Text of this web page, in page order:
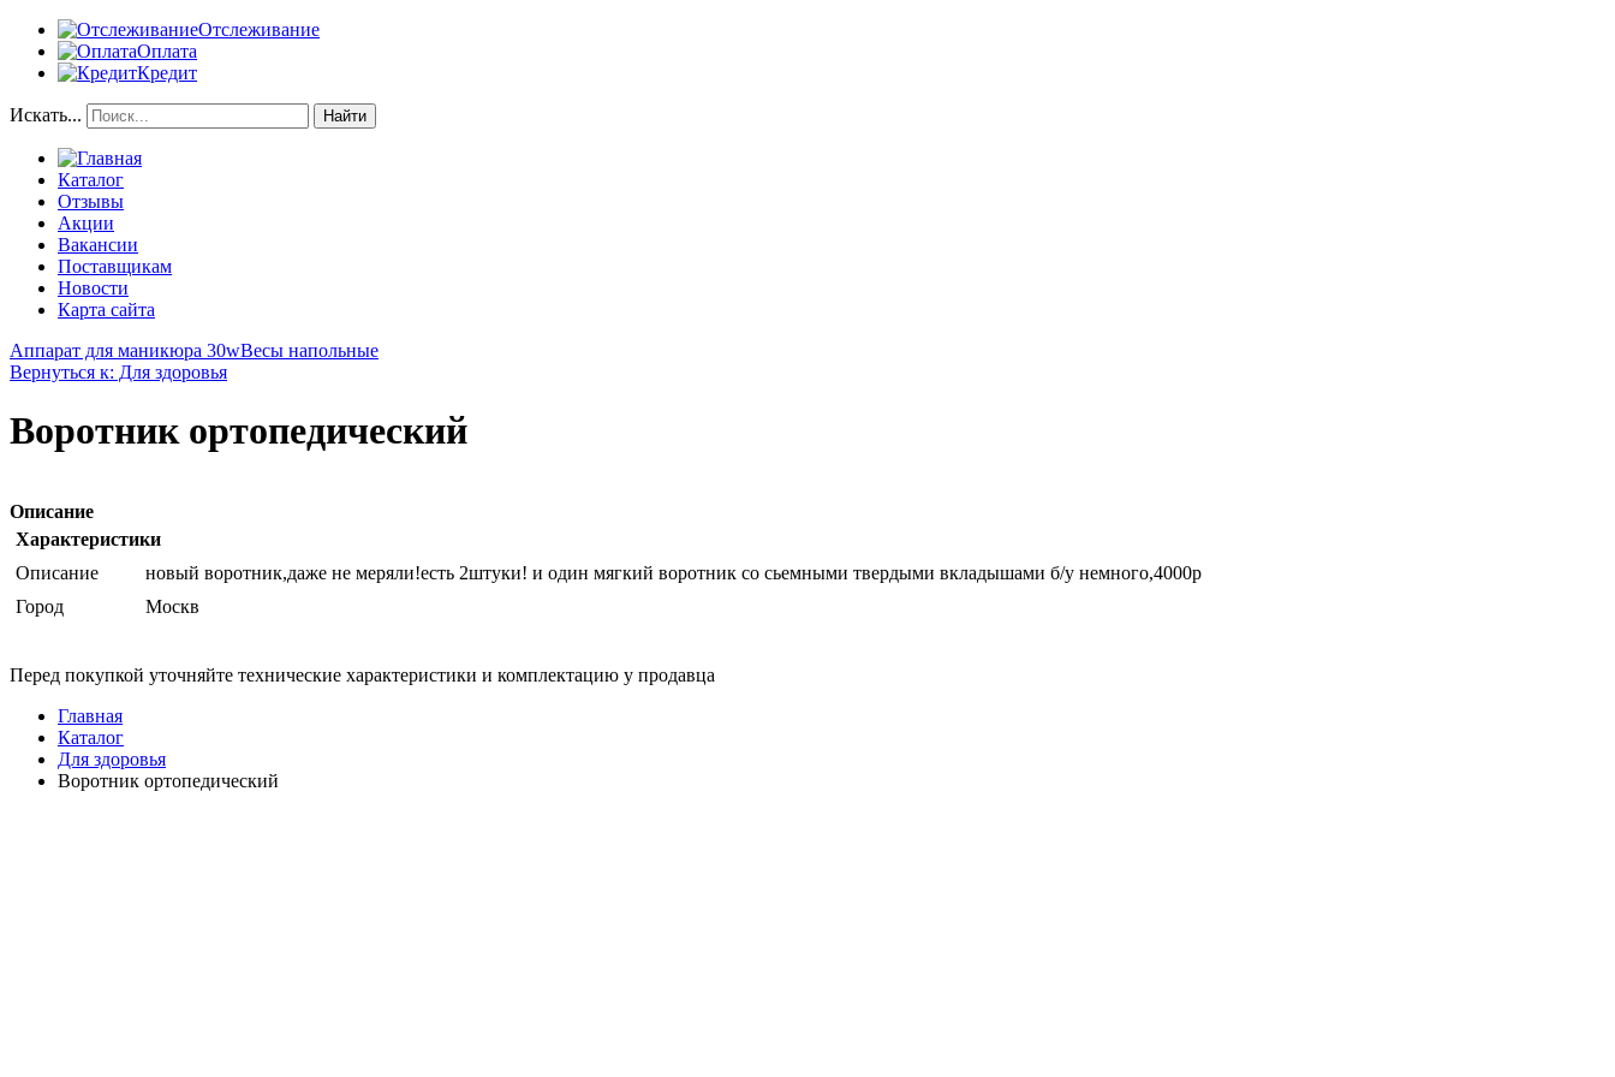
Отслеживание
Оплата
Кредит
Искать... Найти
Каталог
Отзывы
Акции
Вакансии
Поставщикам
Новости
Карта сайта
Аппарат для маникюра 30wВесы напольные
Вернуться к: Для здоровья
Воротник ортопедический
Описание
Характеристики
Описание
новый воротник,даже не меряли!есть 2штуки! и один мягкий воротник со сьемными твердыми вкладышами б/у немного,4000р
Город
Москв
Перед покупкой уточняйте технические характеристики и комплектацию у продавца
Главная
Каталог
Для здоровья
Воротник ортопедический